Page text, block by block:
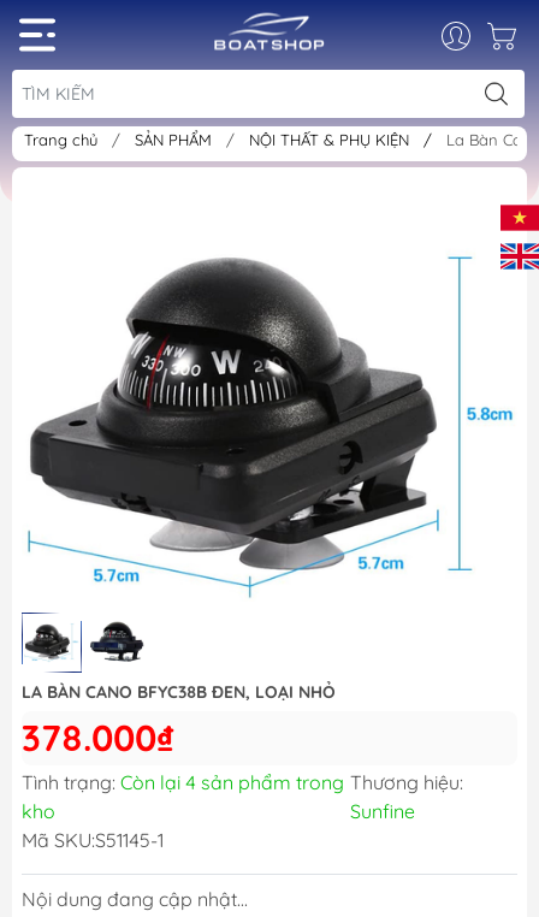
Trang chủ / SẢN PHẨM / NỘI THẤT & PHỤ KIỆN / La Bàn
LA BÀN CANO BFYC38B ĐEN, LOẠI NHỎ
378.000₫
Tình trạng: Còn lại 4 sản phẩm trong
kho
Thương hiệu:
Sunfine
Mã SKU:S51145-1
Nội dung đang cập nhật...